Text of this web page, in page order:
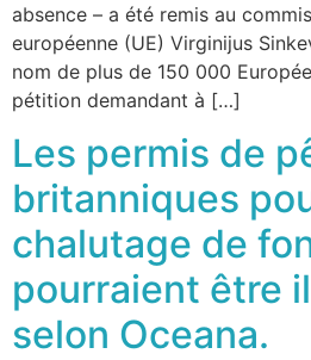
absence – a été remis au
européenne (UE) Virginijus
nom de plus de 150 000
pétition demandant à […]
Les permis de
britanniques
chalutage de
pourraient être
selon Oceana.